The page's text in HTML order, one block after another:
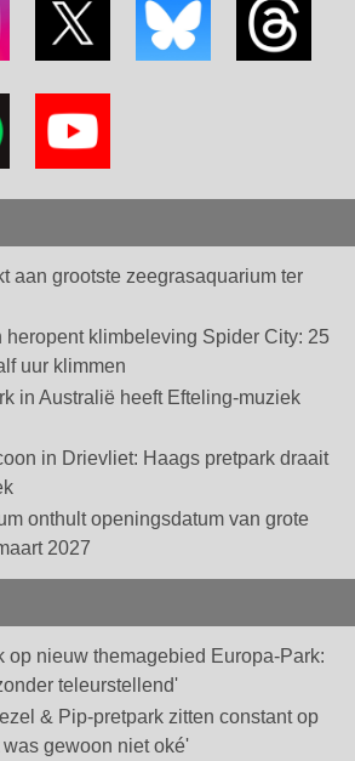
aan grootste zeegrasaquarium ter
klimbeleving Spider City: 25
uur klimmen
in Australië heeft Efteling-muziek
in Drievliet: Haags pretpark draait
onthult openingsdatum van grote
2027
op nieuw themagebied Europa-Park:
teleurstellend'
& Pip-pretpark zitten constant op
gewoon niet oké'